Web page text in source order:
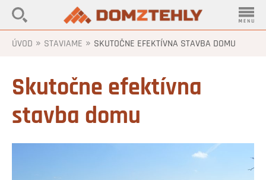
ÚVOD » STAVIAME » SKUTOČNE EFEKTÍVNA STAVBA DOMU
Skutočne efektívna
stavba domu